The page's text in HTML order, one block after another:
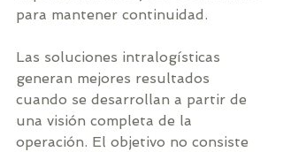
para mantener continuidad.
Las soluciones intralogísticas
generan mejores resultados
cuando se desarrollan a partir de
una visión completa de la
operación. El objetivo no consiste